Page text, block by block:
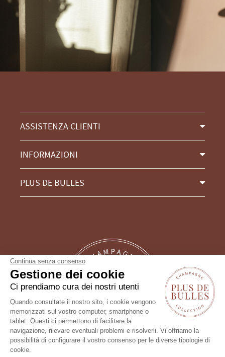
ASSISTENZA CLIENTI
INFORMAZIONI
PLUS DE BULLES
Continua senza consenso
Gestione dei cookie
Ci prendiamo cura dei nostri utenti
Quando consultate il nostro sito, i cookie vengono
memorizzati sul vostro computer, smartphone o
tablet. Questi ci permettono di facilitare la
navigazione, rilevare eventuali problemi e risolverli. Vi offriamo la
possibilità di configurare il vostro consenso per le diverse tipologie di
cookie.